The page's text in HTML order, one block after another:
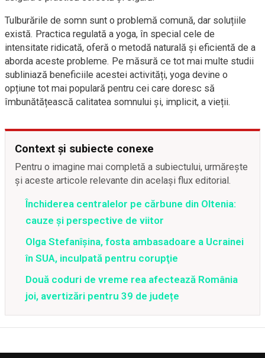
Tulburările de somn sunt o problemă comună, dar soluțiile
există. Practica regulată a yoga, în special cele de
intensitate ridicată, oferă o metodă naturală și eficientă de a
aborda aceste probleme. Pe măsură ce tot mai multe studii
subliniază beneficiile acestei activități, yoga devine o
opțiune tot mai populară pentru cei care doresc să
îmbunătățească calitatea somnului și, implicit, a vieții.
Context și subiecte conexe
Pentru o imagine mai completă a subiectului, urmărește
și aceste articole relevante din același flux editorial.
Închiderea centralelor pe cărbune din Oltenia:
cauze și perspective de viitor
Olga Stefanîşina, fosta ambasadoare a Ucrainei
în SUA, inculpată pentru corupţie
Două coduri de vreme rea afectează România
joi, avertizări pentru 39 de județe